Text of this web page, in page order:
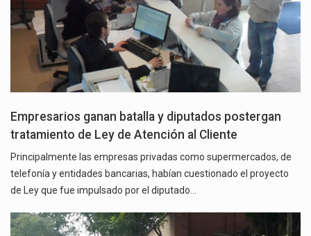
Empresarios ganan batalla y diputados postergan
tratamiento de Ley de Atención al Cliente
Principalmente las empresas privadas como supermercados, de
telefonía y entidades bancarias, habían cuestionado el proyecto
de Ley que fue impulsado por el diputado…